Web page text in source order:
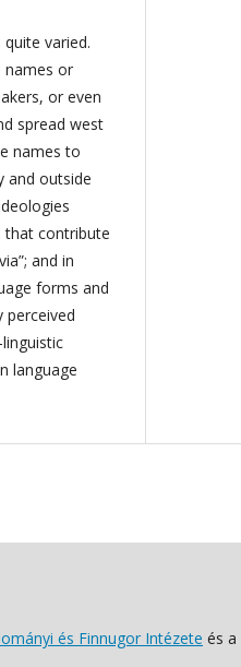
varied.
names or
or even
spread west
names to
and outside
that contribute
and in
forms and
perceived
language
és Finnugor Intézete és a